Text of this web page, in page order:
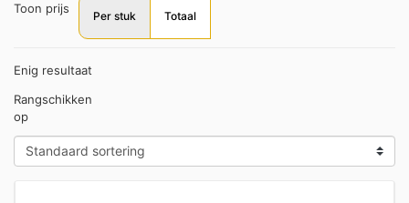
Toon prijs
Per stuk Totaal
Enig resultaat
Rangschikken
op